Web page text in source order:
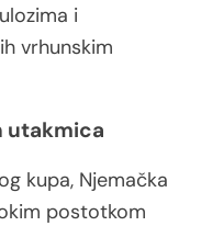
i
vrhunskim
utakmica
kupa, Njemačka
postotkom